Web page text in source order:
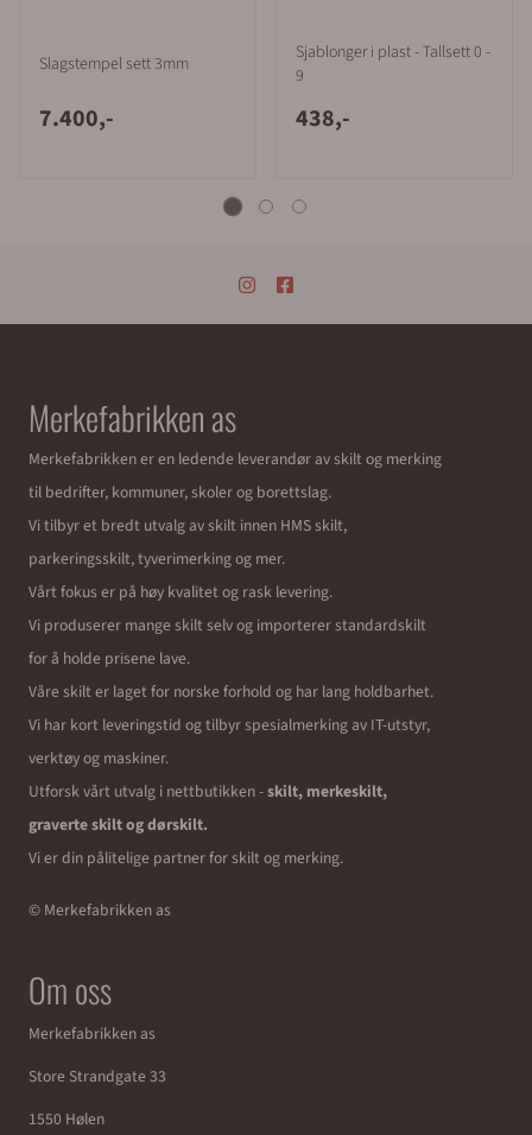
Slagstempel sett 3mm
7.400,-
Sjablonger i plast - Tallsett 0 -
9
438,-
Merkefabrikken as
Merkefabrikken er en ledende leverandør av skilt og merking
til bedrifter, kommuner, skoler og borettslag.
Vi tilbyr et bredt utvalg av skilt innen HMS skilt,
parkeringsskilt, tyverimerking og mer.
Vårt fokus er på høy kvalitet og rask levering.
Vi produserer mange skilt selv og importerer standardskilt
for å holde prisene lave.
Våre skilt er laget for norske forhold og har lang holdbarhet.
Vi har kort leveringstid og tilbyr spesialmerking av IT-utstyr,
verktøy og maskiner.
Utforsk vårt utvalg i nettbutikken -skilt, merkeskilt,
graverte skilt og dørskilt.
Vi er din pålitelige partner for skilt og merking.
© Merkefabrikken as
Om oss
Merkefabrikken as
Store Strandgate 33
1550 Hølen